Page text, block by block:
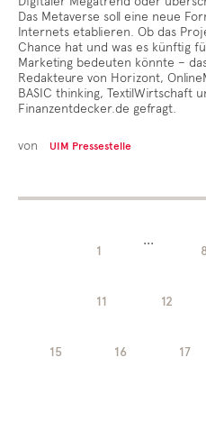
Das Metaverse soll eine neue
Internets etablieren. Ob das
Chance hat und was es künftig
Marketing bedeuten könnte –
Redakteure von Horizont,
BASIC thinking, TextilWirtschaft
Finanzentdecker.de gefragt.
von UIM Pressestelle
1
...
11 12
15 16 17